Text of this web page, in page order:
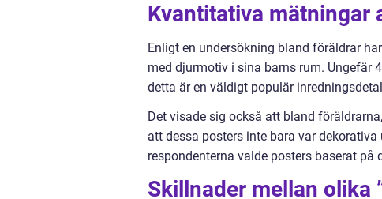
Kvantitativa mätningar
Enligt en undersökning bland föräldrar
med djurmotiv i sina barns rum. Ungefär
detta är en väldigt populär
Det visade sig också att bland
att dessa posters inte bara var
respondenterna valde posters baserat
Skillnader mellan olika